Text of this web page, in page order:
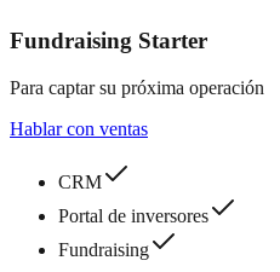
Fundraising Starter
Para captar su próxima operación
Hablar con ventas
CRM
Portal de inversores
Fundraising